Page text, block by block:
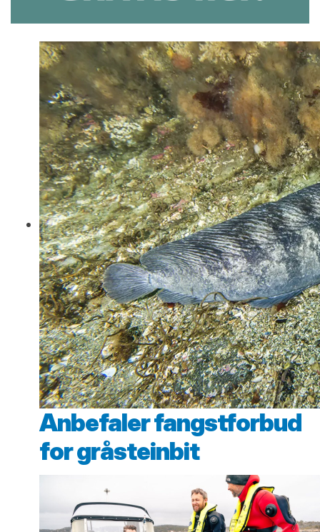
Anbefaler fangstforbud
for gråsteinbit